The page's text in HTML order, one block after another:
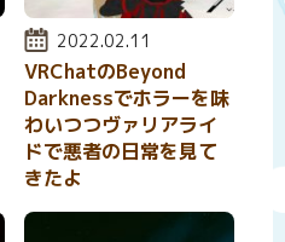
投稿日:
2022.02.11
VRChatのBeyond
Darknessでホラーを味
わいつつヴァリアライ
ドで悪者の日常を見て
きたよ